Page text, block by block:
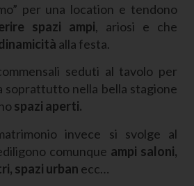
per una location e tendono
spazi ampi, ariosi e che
alla festa.
seduti al tavolo per
soprattutto nella bella stagione
spazi aperti.
invece si svolge al
comunque ampi saloni,
spazi urban ecc…